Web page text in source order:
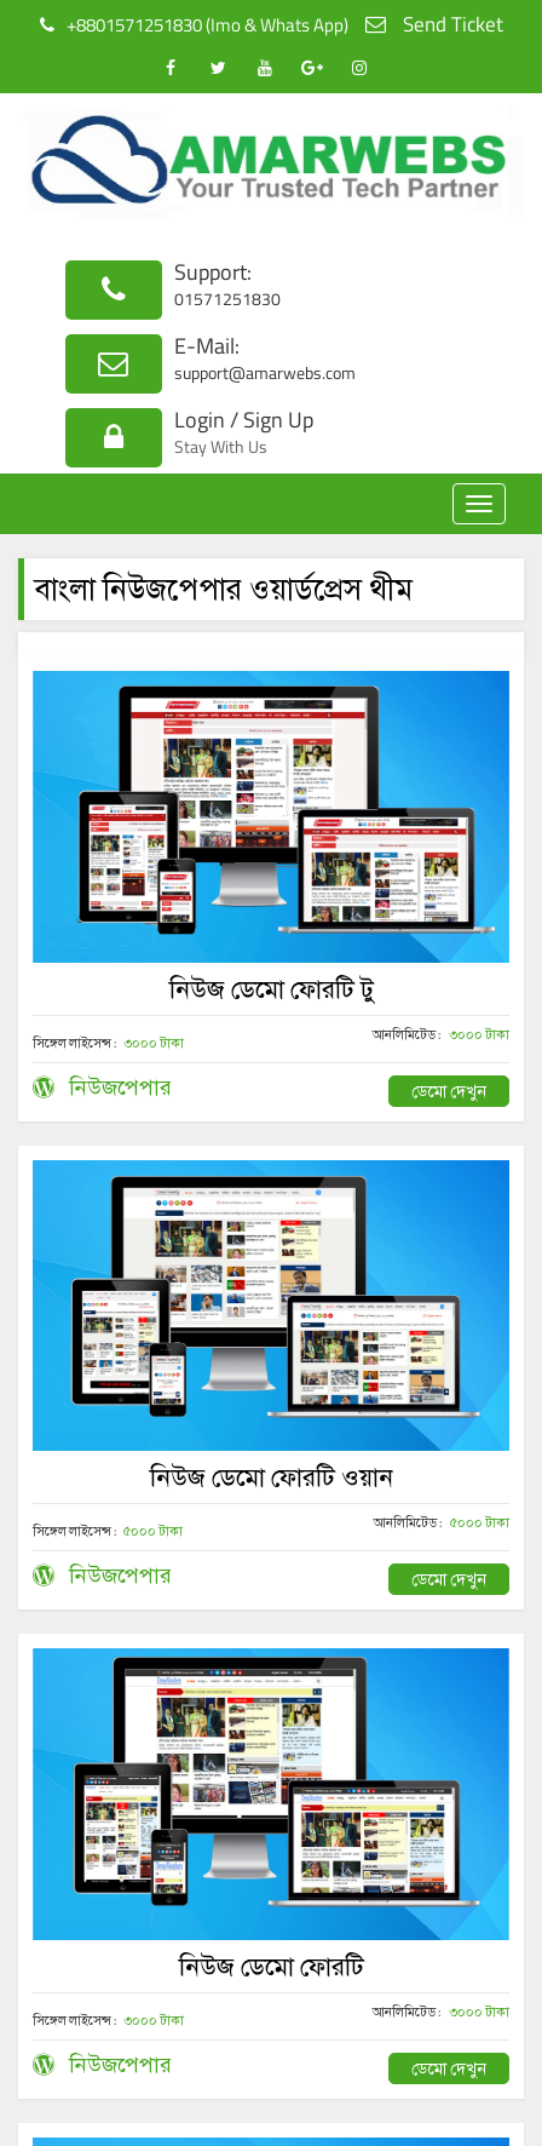
+8801571251830 (Imo & Whats App) Send Ticket
Support:
01571251830
E-Mail:
support@amarwebs.com
Login / Sign Up
Stay With Us
Toggle
বাংলা নিউজপেপার ওয়ার্ডপ্রেস থীম
নিউজ ডেমো ফোরটি টু
সিঙ্গেল লাইসেন্স : ৩০০০ টাকা আনলিমিটেড : ৩০০০ টাকা
নিউজপেপার ডেমো দেখুন
নিউজ ডেমো ফোরটি ওয়ান
সিঙ্গেল লাইসেন্স : ৫০০০ টাকা আনলিমিটেড : ৫০০০ টাকা
নিউজপেপার ডেমো দেখুন
নিউজ ডেমো ফোরটি
সিঙ্গেল লাইসেন্স : ৩০০০ টাকা আনলিমিটেড : ৩০০০ টাকা
নিউজপেপার ডেমো দেখুন